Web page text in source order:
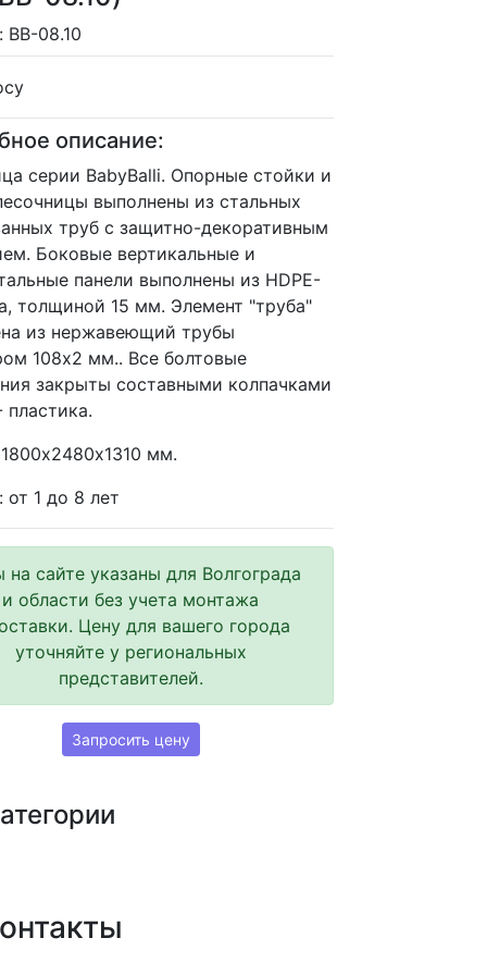
BB-08.10
описание:
серии BabyBalli. Опорные стойки и
выполнены из стальных
труб с защитно-декоративным
Боковые вертикальные и
панели выполнены из HDPE-
толщиной 15 мм. Элемент "труба"
из нержавеющий трубы
108х2 мм.. Все болтовые
закрыты составными колпачками
мм.
от 1 до 8 лет
на сайте указаны для Волгограда
и области без учета монтажа
Цену для вашего города
уточняйте у региональных
представителей.
Запросить цену